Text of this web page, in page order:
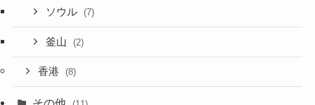
ソウル (7)
釜山 (2)
香港 (8)